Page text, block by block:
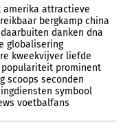
amerika attractieve
bergkamp china
daarbuiten danken dna
globalisering
kweekvijver liefde
populariteit prominent
scoops seconden
symbool
voetbalfans